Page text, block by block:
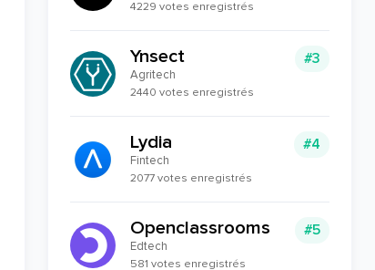
4229 votes enregistrés
#3
Ynsect
Agritech
2440 votes enregistrés
#4
Lydia
Fintech
2077 votes enregistrés
#5
Openclassrooms
Edtech
581 votes enregistrés